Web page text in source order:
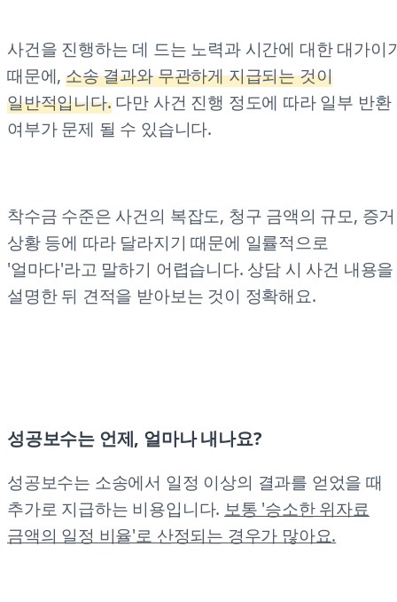
사건을 진행하는 데 드는 노력과 시간에 대한 대가이
때문에,소송 결과와 무관하게 지급되는 것이
일반적입니다.다만 사건 진행 정도에 따라 일부 반환
여부가 문제 될 수 있습니다.
착수금 수준은 사건의 복잡도, 청구 금액의 규모, 증거
상황 등에 따라 달라지기 때문에 일률적으로
'얼마다'라고 말하기 어렵습니다. 상담 시 사건 내용을
설명한 뒤 견적을 받아보는 것이 정확해요.
성공보수는 언제, 얼마나 내나요?
성공보수는 소송에서 일정 이상의 결과를 얻었을 때
추가로 지급하는 비용입니다. 보통 '승소한 위자료
금액의 일정 비율'로 산정되는 경우가 많아요.